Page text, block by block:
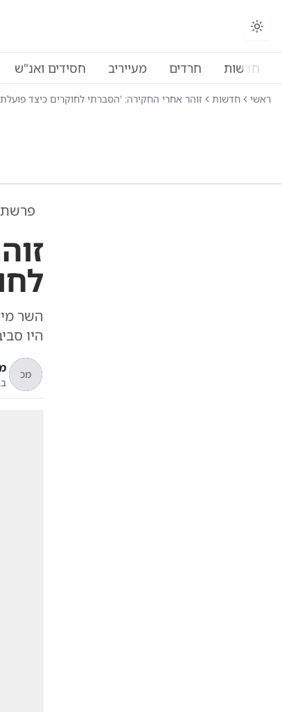
חדשות חרדים מעייריב חסידים ואנ"ש
ראשי חדשות זוהר אחרי החקירה: 'הסברתי לחוקרים כיצד
פרשת
השר
היו
מכ